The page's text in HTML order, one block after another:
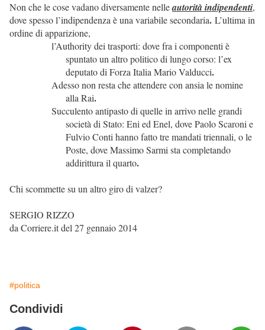
Non che le cose vadano diversamente nelleautorità indipendenti,
dove spesso l’indipendenza è una variabile secondaria. L’ultima in
ordine di apparizione,
l’Authority dei trasporti: dove fra i componenti è
spuntato un altro politico di lungo corso: l’ex
deputato di Forza Italia Mario Valducci.
Adesso non resta che attendere con ansia le nomine
alla Rai.
Succulento antipasto di quelle in arrivo nelle grandi
società di Stato: Eni ed Enel, dove Paolo Scaroni e
Fulvio Conti hanno fatto tre mandati triennali, o le
Poste, dove Massimo Sarmi sta completando
addirittura il quarto.
Chi scommette su un altro giro di valzer?
SERGIO RIZZO
da Corriere.it del 27 gennaio 2014
#politica
Condividi